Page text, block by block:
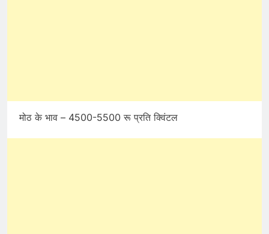
मोठ के भाव – 4500-5500 रू प्रति क्विंटल